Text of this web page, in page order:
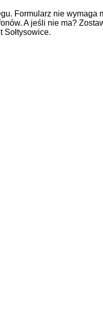
Formularz nie
A jeśli nie ma?
Sołtysowice.